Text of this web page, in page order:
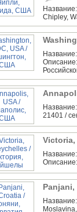
Chipley,
21401 /